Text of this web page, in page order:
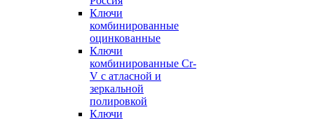
Ключи
комбинированные
оцинкованные
Ключи
комбинированные Cr-
V с атласной и
зеркальной
полировкой
Ключи